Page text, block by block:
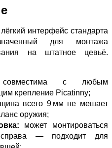
интерфейс стандарта
для монтажа
на штатное цевьё.
с любым
крепление Picatinny;
всего 9 мм не мешает
оружия;
может монтироваться
— подходит для